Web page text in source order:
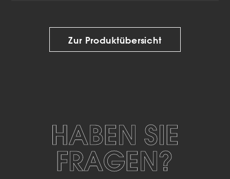
Zur Produktübersicht
HABEN SIE
FRAGEN?